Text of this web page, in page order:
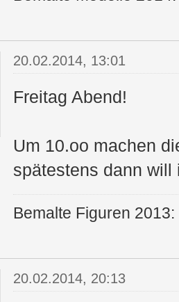
20.02.2014, 13:01
Freitag Abend!
Um 10.oo machen
spätestens dann
Bemalte Figuren
20.02.2014, 20:13